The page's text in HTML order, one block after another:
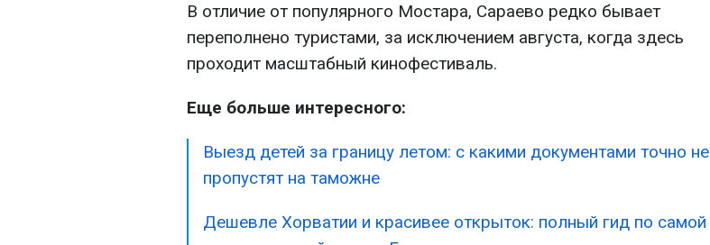
В отличие от популярного Мостара, Сараево редко бывает
переполнено туристами, за исключением августа, когда здесь
проходит масштабный кинофестиваль.
Еще больше интересного:
Выезд детей за границу летом: с какими документами точно не
пропустят на таможне
Дешевле Хорватии и красивее открыток: полный гид по самой